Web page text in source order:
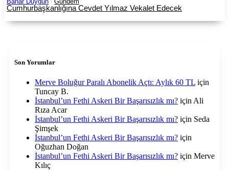
Cumhurbaşkanlığına Cevdet Yılmaz Vekalet Edecek
Son Yorumlar
Merve Boluğur Paralı Abonelik Açtı: Aylık 60 TL için
Tuncay B.
İstanbul’un Fethi Askeri Bir Başarısızlık mı? için Ali
Rıza Acar
İstanbul’un Fethi Askeri Bir Başarısızlık mı? için Seda
Şimşek
İstanbul’un Fethi Askeri Bir Başarısızlık mı? için
Oğuzhan Doğan
İstanbul’un Fethi Askeri Bir Başarısızlık mı? için Merve
Kılıç